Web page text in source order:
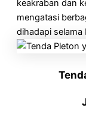
keakraban dan
mengatasi
dihadapi selama